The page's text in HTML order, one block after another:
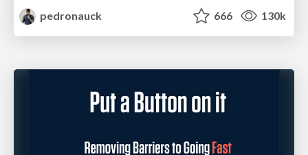
pedronauck
666 130k